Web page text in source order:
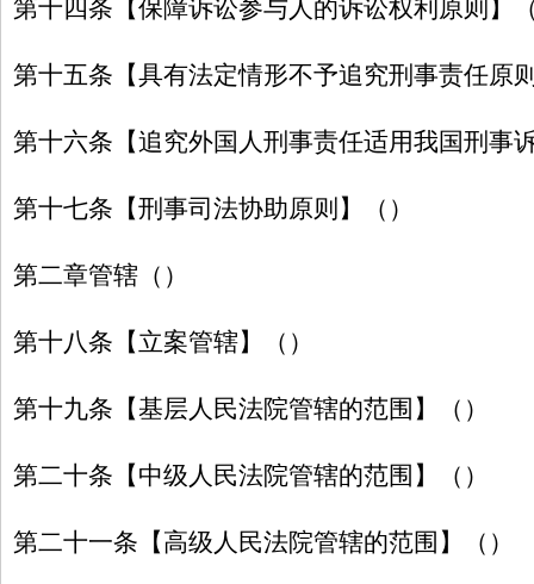
第十四条【保障诉讼参与人的诉讼权利原则】
第十五条【具有法定情形不予追究刑事责任原
第十六条【追究外国人刑事责任适用我国刑事
第十七条【刑事司法协助原则】（）
第二章管辖（）
第十八条【立案管辖】（）
第十九条【基层人民法院管辖的范围】（）
第二十条【中级人民法院管辖的范围】（）
第二十一条【高级人民法院管辖的范围】（）